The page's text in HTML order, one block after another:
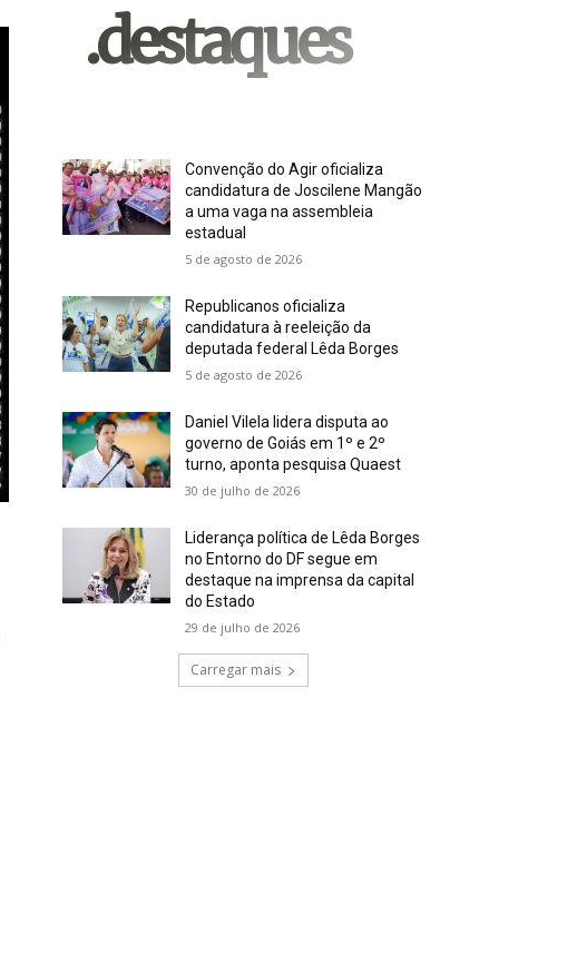
.destaques
Convenção do Agir oficializa
candidatura de Joscilene Mangão
a uma vaga na assembleia
estadual
5 de agosto de 2026
Republicanos oficializa
candidatura à reeleição da
deputada federal Lêda Borges
5 de agosto de 2026
Daniel Vilela lidera disputa ao
governo de Goiás em 1º e 2º
turno, aponta pesquisa Quaest
30 de julho de 2026
Liderança política de Lêda Borges
no Entorno do DF segue em
destaque na imprensa da capital
do Estado
29 de julho de 2026
Carregar mais